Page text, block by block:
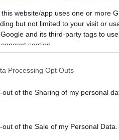
website/app uses one or more
but not limited to your visit or
and its third-party tags to
section.
Processing Opt Outs
out of the Sharing of my personal
of the Sale of my Personal Data.